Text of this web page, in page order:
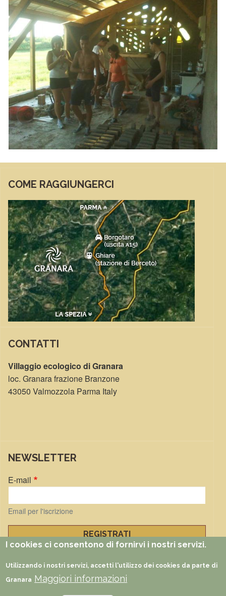
COME RAGGIUNGERCI
CONTATTI
Villaggio ecologico di Granara
loc. Granara frazione Branzone
43050 Valmozzola Parma Italy
NEWSLETTER
E-mail
Email per l'iscrizione
Gestisci iscrizioni
FUNZIONI
Documenti Foto Video Partners
I cookies ci consentono di fornirvi i nostri servizi.
Utilizzando i nostri servizi, accetti l'utilizzo dei cookies da parte di
Granara Maggiori informazioni